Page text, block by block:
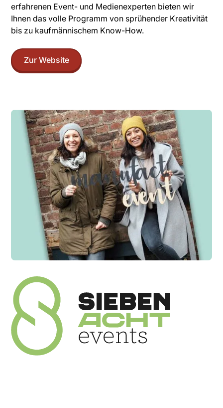
erfahrenen Event- und Medienexperten bieten wir
Ihnen das volle Programm von sprühender Kreativität
bis zu kaufmännischem Know-How.
Zur Website